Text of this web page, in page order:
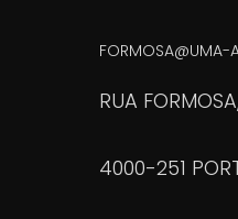
FORMOSA@UMA-
RUA
4000-251